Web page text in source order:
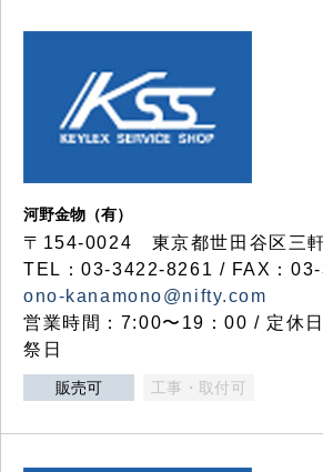
河野金物（有）
〒154-0024 東京都世田谷区三
TEL：03-3422-8261 / FAX：
ono-kanamono@nifty.com
営業時間：7:00〜19：00 / 定休
祭日
販売可 工事・取付可